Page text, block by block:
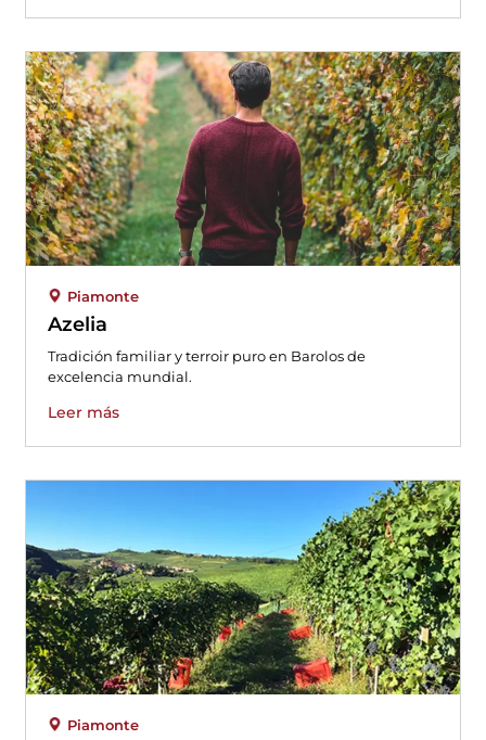
Piamonte
Azelia
Tradición familiar y terroir puro en Barolos de
excelencia mundial.
Leer más
Piamonte